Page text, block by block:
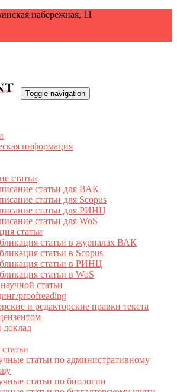
набережная, 11
Toggle navigation
информация
статьи
статьи для ВАК
статьи для Scopus
статьи для РИНЦ
статьи для WoS
статьи
статьи в журналах ВАК
статьи в Scopus
статьи в РИНЦ
статьи в WoS
статьи
proofreading
и редакторские правки текста
статьи по административному
статьи по биологии